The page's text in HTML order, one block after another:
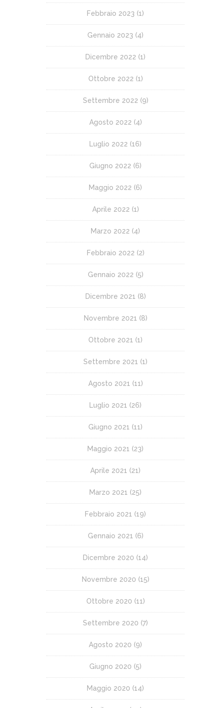
Febbraio 2023 (1)
Gennaio 2023 (4)
Dicembre 2022 (1)
Ottobre 2022 (1)
Settembre 2022 (9)
Agosto 2022 (4)
Luglio 2022 (16)
Giugno 2022 (6)
Maggio 2022 (6)
Aprile 2022 (1)
Marzo 2022 (4)
Febbraio 2022 (2)
Gennaio 2022 (5)
Dicembre 2021 (8)
Novembre 2021 (8)
Ottobre 2021 (1)
Settembre 2021 (1)
Agosto 2021 (11)
Luglio 2021 (26)
Giugno 2021 (11)
Maggio 2021 (23)
Aprile 2021 (21)
Marzo 2021 (25)
Febbraio 2021 (19)
Gennaio 2021 (6)
Dicembre 2020 (14)
Novembre 2020 (15)
Ottobre 2020 (11)
Settembre 2020 (7)
Agosto 2020 (9)
Giugno 2020 (5)
Maggio 2020 (14)